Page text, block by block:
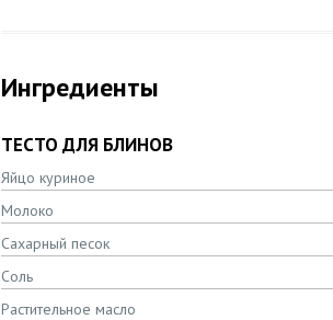
Ингредиенты
ТЕСТО ДЛЯ БЛИНОВ
Яйцо куриное
Молоко
Сахарный песок
Соль
Растительное масло